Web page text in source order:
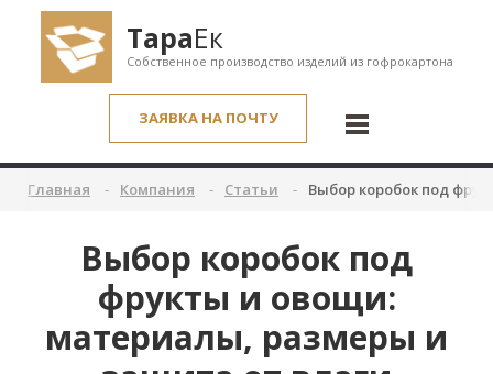
ТараЕк
Собственное производство изделий из гофрокартона
ЗАЯВКА НА ПОЧТУ
Главная Компания Статьи Выбор коробок под
Выбор коробок под
фрукты и овощи:
материалы, размеры и